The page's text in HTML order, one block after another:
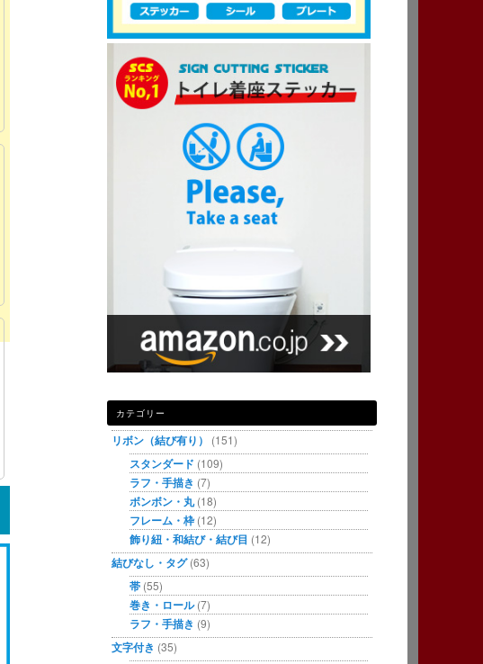
カテゴリー
リボン（結び有り） (151)
スタンダード (109)
ラフ・手描き (7)
ボンボン・丸(18)
フレーム・枠 (12)
飾り紐・和結び・結び目 (12)
結びなし・タグ(63)
帯 (55)
巻き・ロール(7)
ラフ・手描き (9)
文字付き (35)